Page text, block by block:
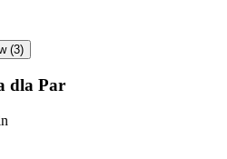
(3)
dla Par